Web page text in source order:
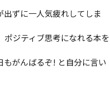
出ずに一人気疲れしてしま
ジティブ思考になれる本を
もがんばるぞ! と自分に言い